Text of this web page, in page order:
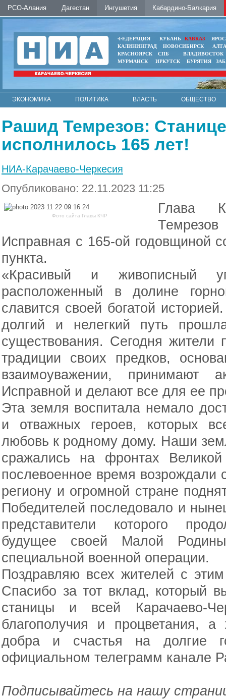
РСО-Алания Дагестан Ингушетия Кабардино-Балкария
ФЕДЕРАЦИЯ КУБАНЬ КАВКАЗ
КАЛИНИНГРАД
НОВОСИБИРСК
КРАСНОЯРСК
СПБ
ВЛАДИВОСТОК
МУРМАНСК
ИРКУТСК БУРЯТИЯ
ЭКОНОМИКА ПОЛИТИКА ВЛАСТЬ
ОБЩЕСТВО
Рашид Темрезов:
исполнилось 165 лет!
НИА-Карачаево-Черкесия
Опубликовано: 22.11.2023 11:25
Фото сайта Главы КЧР
Глава
Темрезов
Исправная с 165-ой годовщиной
пункта.
«Красивый и живописный
расположенный в долине
славится своей богатой
долгий и нелегкий путь
существования. Сегодня жители
традиции своих предков,
взаимоуважении, принимают
Исправной и делают все для ее
Эта земля воспитала немало
и отважных героев, которых
любовь к родному дому. Наши
сражались на фронтах
послевоенное время возрождали
региону и огромной стране
Победителей последовало и
представители которого
будущее своей Малой
специальной военной операции.
Поздравляю всех жителей с
Спасибо за тот вклад, который
станицы и всей Карачаево-
благополучия и процветания, а
добра и счастья на долгие
официальном телеграмм канале
Подписывайтесь на нашу